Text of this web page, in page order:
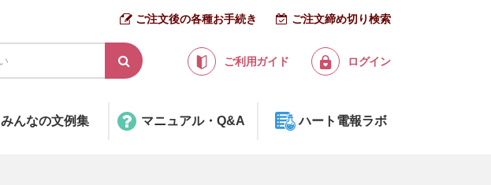
ご注文後の各種お手続き ご注文締め切り検索
ご利用ガイド ログイン
みんなの文例集 マニュアル・Q&A ハート電報ラボ